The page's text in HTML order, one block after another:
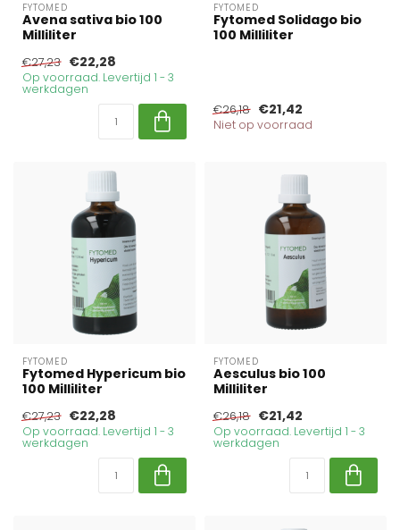
FYTOMED
Avena sativa bio 100
Milliliter
€27,23 €22,28
Op voorraad. Levertijd 1 - 3
werkdagen
FYTOMED
Fytomed Solidago bio
100 Milliliter
€26,18 €21,42
Niet op voorraad
FYTOMED
Fytomed Hypericum bio
100 Milliliter
€27,23 €22,28
Op voorraad. Levertijd 1 - 3
werkdagen
FYTOMED
Aesculus bio 100
Milliliter
€26,18 €21,42
Op voorraad. Levertijd 1 - 3
werkdagen